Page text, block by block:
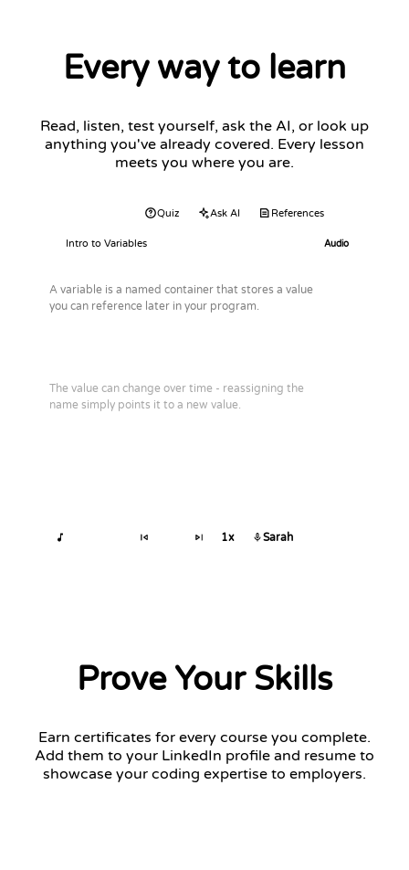
Every way to learn
Read, listen, test yourself, ask the AI, or look up
anything you've already covered. Every lesson
meets you where you are.
Quiz Ask AI References
Intro to Variables Audio
A variable is a named container that stores a value
you can reference later in your program.
The value can change over time - reassigning the
name simply points it to a new value.
1x Sarah
Prove Your Skills
Earn certificates for every course you complete.
Add them to your LinkedIn profile and resume to
showcase your coding expertise to employers.